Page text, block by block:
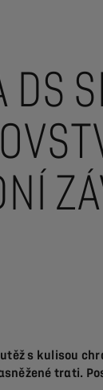
DS
s kulisou
trati.